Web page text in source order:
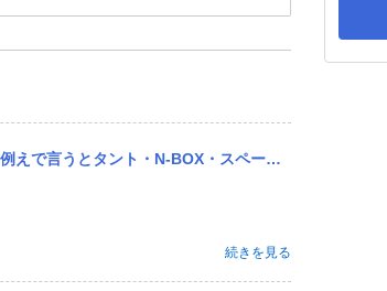
ペーシア系の形系車種で…。 よろしくお願いします。
続きを見る